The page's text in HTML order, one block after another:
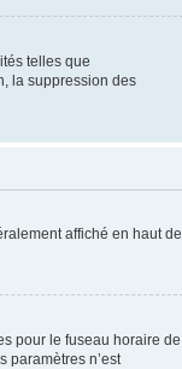
telles que
la suppression des
affiché en haut de
pour le fuseau horaire de
paramètres n’est